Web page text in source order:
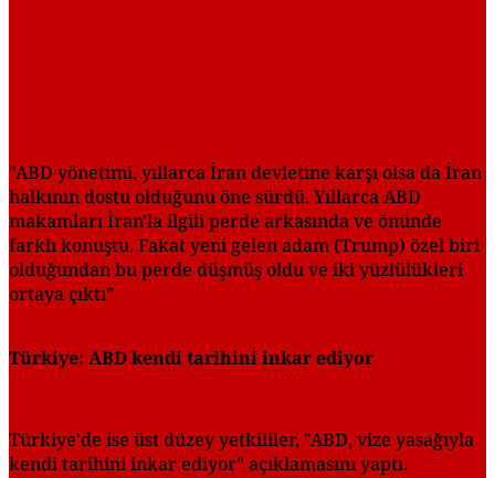
"ABD yönetimi, yıllarca İran devletine karşı olsa da İran
halkının dostu olduğunu öne sürdü. Yıllarca ABD
makamları İran'la ilgili perde arkasında ve önünde
farklı konuştu. Fakat yeni gelen adam (Trump) özel biri
olduğundan bu perde düşmüş oldu ve iki yüzlülükleri
ortaya çıktı”
Türkiye: ABD kendi tarihini inkar ediyor
Türkiye'de ise üst düzey yetkililer, "ABD, vize yasağıyla
kendi tarihini inkar ediyor" açıklamasını yaptı.